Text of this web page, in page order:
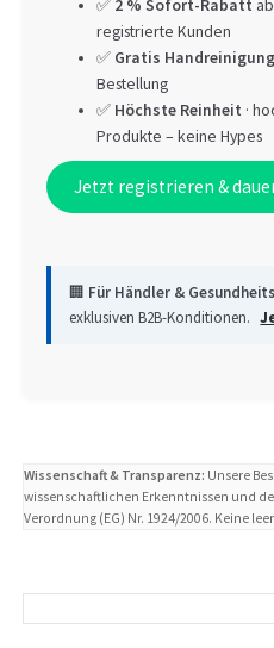
✅ 2 % Sofort-Rabatt
registrierte Kunden
✅ Gratis
Bestellung
✅ Höchste Reinheit ·
Produkte – keine Hypes
Jetzt registrieren &
🏢 Für Händler &
exklusiven B2B-Konditionen.
Wissenschaft & Transparenz: Unsere
wissenschaftlichen Erkenntnissen und
Verordnung (EG) Nr. 1924/2006. Keine